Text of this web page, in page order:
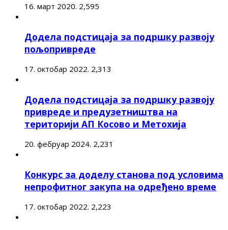
16. март 2020. 2,595
Додела подстицаја за подршку развоју
пољопривреде
17. октобар 2022. 2,313
Додела подстицаја за подршку развоју
привреде и предузетништва на
територији АП Косово и Метохија
20. фебруар 2024. 2,231
Конкурс за доделу станова под условима
непрофитног закупа на одређено време
17. октобар 2022. 2,223